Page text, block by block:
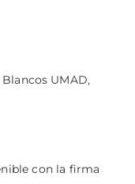
UMAD,
con la firma